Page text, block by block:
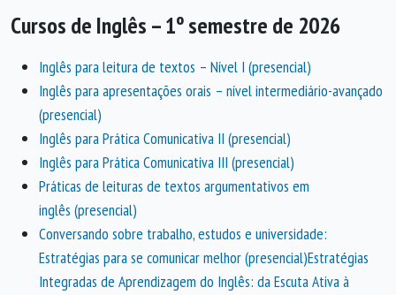
Cursos de Inglês – 1º semestre de 2026
Inglês para leitura de textos – Nível I (presencial)
Inglês para apresentações orais – nível intermediário-avançado
(presencial)
Inglês para Prática Comunicativa II (presencial)
Inglês para Prática Comunicativa III (presencial)
Práticas de leituras de textos argumentativos em
inglês (presencial)
Conversando sobre trabalho, estudos e universidade:
Estratégias para se comunicar melhor (presencial)Estratégias
Integradas de Aprendizagem do Inglês: da Escuta Ativa à